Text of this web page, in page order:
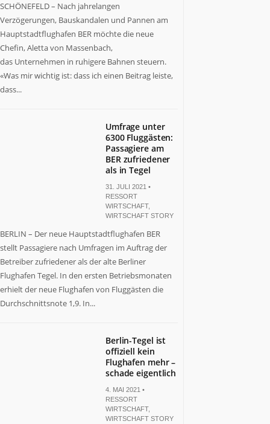
SCHÖNEFELD – Nach jahrelangen
Verzögerungen, Bauskandalen und Pannen am
Hauptstadtflughafen BER möchte die neue
Chefin, Aletta von Massenbach,
das Unternehmen in ruhigere Bahnen steuern.
«Was mir wichtig ist: dass ich einen Beitrag leiste,
dass...
Umfrage unter
6300 Fluggästen:
Passagiere am
BER zufriedener
als in Tegel
31. JULI 2021 •
RESSORT
WIRTSCHAFT,
WIRTSCHAFT STORY
BERLIN – Der neue Hauptstadtflughafen BER
stellt Passagiere nach Umfragen im Auftrag der
Betreiber zufriedener als der alte Berliner
Flughafen Tegel. In den ersten Betriebsmonaten
erhielt der neue Flughafen von Fluggästen die
Durchschnittsnote 1,9. In...
Berlin-Tegel ist
offiziell kein
Flughafen mehr –
schade eigentlich
4. MAI 2021 •
RESSORT
WIRTSCHAFT,
WIRTSCHAFT STORY